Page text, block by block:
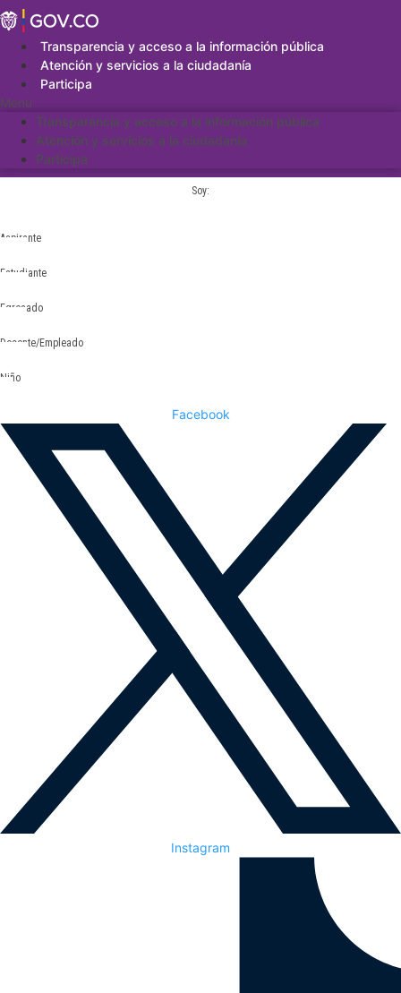
Saltar
al
contenidoTransparencia y acceso a la información pública
Atención y servicios a la ciudadanía
Participa
Menu
Transparencia y acceso a la información pública
Atención y servicios a la ciudadanía
Participa
Soy:
Aspirante
Estudiante
Egresado
Docente/Empleado
Niño
Facebook
Instagram